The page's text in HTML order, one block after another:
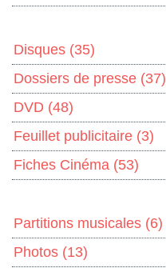
Disques (35)
Dossiers de presse (37)
DVD (48)
Feuillet publicitaire (3)
Fiches Cinéma (53)
Partitions musicales (6)
Photos (13)